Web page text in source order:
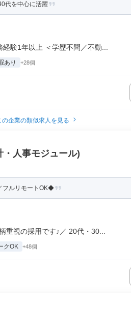
代を中心に活躍
験1年以上 ＜学歴不問／不動...
あり +28個
の企業の類似求人を見る
人事モジュール)
フルリモートOK◆
重視の採用です♪／ 20代・30...
クOK +48個